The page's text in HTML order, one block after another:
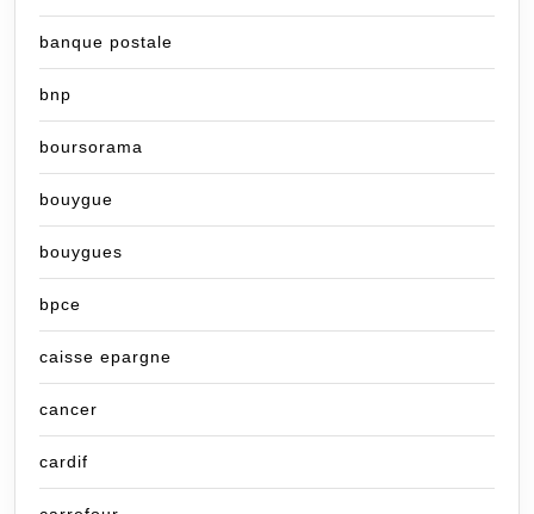
banque postale
bnp
boursorama
bouygue
bouygues
bpce
caisse epargne
cancer
cardif